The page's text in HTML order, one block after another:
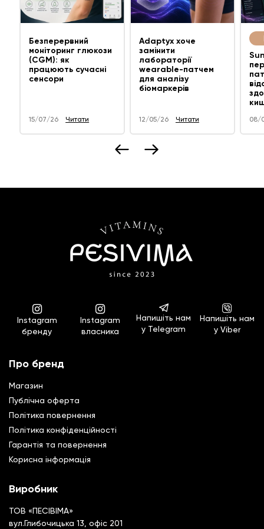
Безперервний
моніторинг глюкози
(CGM): як
працюють сучасні
сенсори
15/07/26 Читати
Adaptyx хоче
замінити
лабораторії
wearable-патчем
для аналізу
біомаркерів
12/05/26 Читати 08/
Instagram
бренду
Instagram
власника
Напишіть нам
у Telegram
Напишіть нам
у Viber
Про бренд
Магазин
Публічна оферта
Політика повернення
Полiтика конфiденцiйностi
Гарантiя та повернення
Корисна інформація
Виробник
ТОВ «ПЕСІВІМА»
вул.Глибочицька 13, офіс 201